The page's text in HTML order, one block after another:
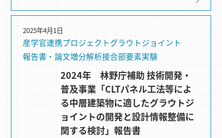
産学官連携プロジェクトグラウトジョイント
報告書・論文増分解析接合部要素実験
2025年4月1日
2024年 林野庁補助 技術開発・
普及事業「CLTパネル工法等によ
る中層建築物に適したグラウトジ
ョイントの開発と設計情報整備に
関する検討」報告書